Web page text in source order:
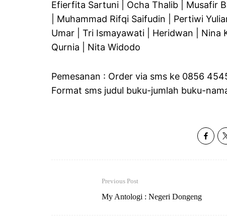
Efierfita Sartuni | Ocha Thalib | Musafir
| Muhammad Rifqi Saifudin | Pertiwi
Umar | Tri Ismayawati | Heridwan | Nina
Qurnia | Nita Widodo
Pemesanan : Order via sms ke 0856
Format sms judul buku-jumlah buku-
Previous Post
My Antologi : Negeri Dongeng